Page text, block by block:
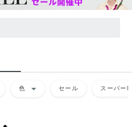
色 arrow_drop_down セール スーパー